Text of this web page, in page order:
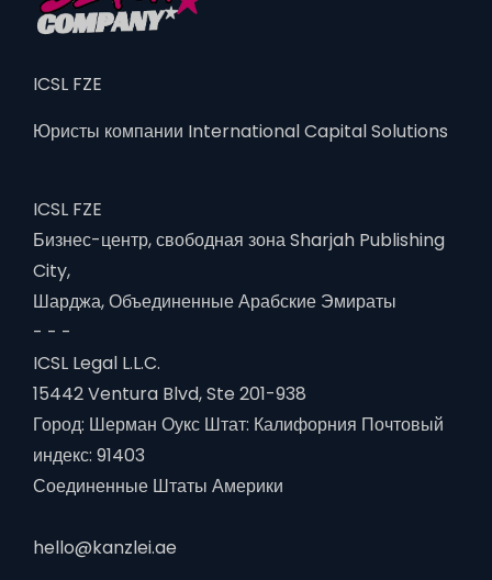
ICSL FZE
Юристы компании International Capital Solutions
ICSL FZE
Бизнес-центр, свободная зона Sharjah Publishing
City,
Шарджа, Объединенные Арабские Эмираты
- - -
ICSL Legal L.L.C.
15442 Ventura Blvd, Ste 201-938
Город: Шерман Оукс Штат: Калифорния Почтовый
индекс: 91403
Соединенные Штаты Америки
hello@kanzlei.ae